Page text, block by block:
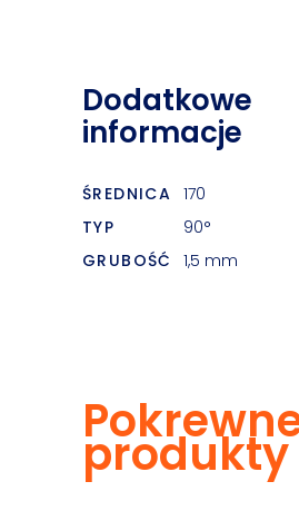
Dodatkowe
informacje
ŚREDNICA 170
TYP
90°
GRUBOŚĆ
1,5 mm
produkty